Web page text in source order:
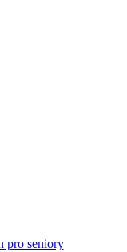
pro seniory